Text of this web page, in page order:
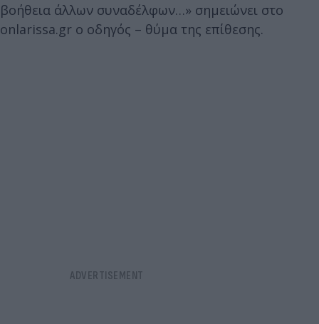
βοήθεια άλλων συναδέλφων…» σημειώνει στο
onlarissa.gr ο οδηγός – θύμα της επίθεσης.